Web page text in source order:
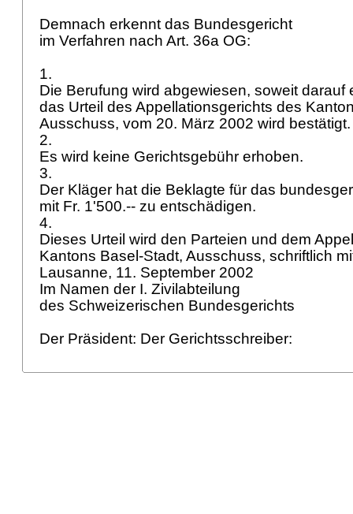
Demnach erkennt das Bundesgericht
im Verfahren nach Art. 36a OG:
1.
Die Berufung wird abgewiesen, soweit darauf
das Urteil des Appellationsgerichts des
Ausschuss, vom 20. März 2002 wird
2.
Es wird keine Gerichtsgebühr erhoben.
3.
Der Kläger hat die Beklagte für das
mit Fr. 1'500.-- zu entschädigen.
4.
Dieses Urteil wird den Parteien und dem
Kantons Basel-Stadt, Ausschuss, schriftlich
Lausanne, 11. September 2002
Im Namen der I. Zivilabteilung
des Schweizerischen Bundesgerichts
Der Präsident: Der Gerichtsschreiber: